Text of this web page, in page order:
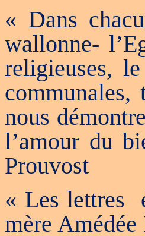
« Dans
wallonne-
religieuses,
communales,
nous
l’amour du
Prouvost
« Les lettres
mère